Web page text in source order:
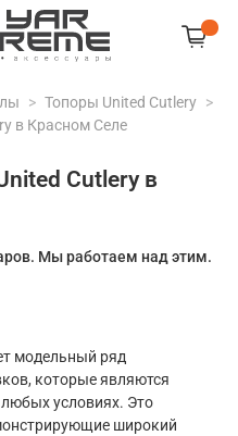
Топоры United Cutlery
в Красном Селе
Cutlery в
Мы работаем над этим.
модельный ряд
которые являются
условиях. Это
широкий